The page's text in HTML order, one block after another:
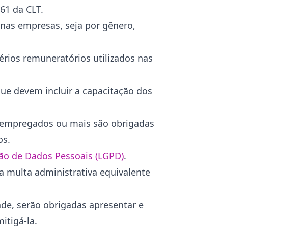
da CLT.
empresas, seja por gênero,
remuneratórios utilizados nas
devem incluir a capacitação dos
ou mais são obrigadas
de Dados Pessoais (LGPD).
multa administrativa equivalente
serão obrigadas apresentar e
la.